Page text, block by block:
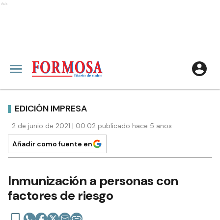
Ads
EDICIÓN IMPRESA
2 de junio de 2021 | 00:02 publicado hace 5 años
Añadir como fuente en
Inmunización a personas con
factores de riesgo